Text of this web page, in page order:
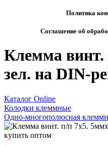
Политика
Соглашение об
Клемма винт.
зел. на DIN-
Каталог Online
Колодки клеммные
Одно-многополюсная